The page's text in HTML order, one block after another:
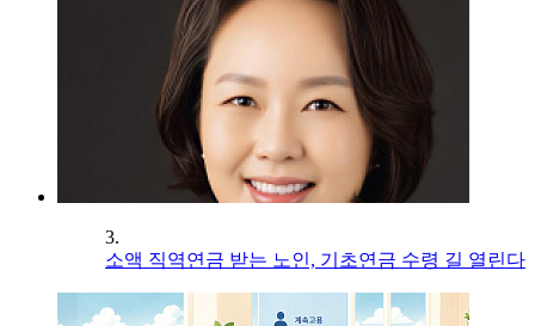
3.
소액 직역연금 받는 노인, 기초연금 수령 길 열린다